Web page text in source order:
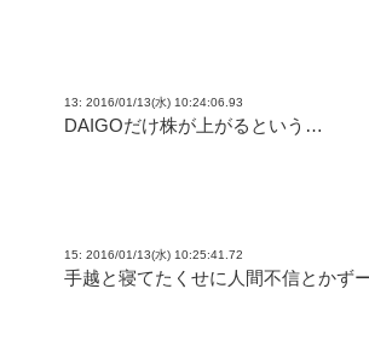
13: 2016/01/13(水) 10:24:06.93
DAIGOだけ株が上がるという…
15: 2016/01/13(水) 10:25:41.72
手越と寝てたくせに人間不信とかず